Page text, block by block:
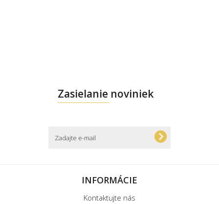
Zasielanie noviniek
INFORMÁCIE
Kontaktujte nás